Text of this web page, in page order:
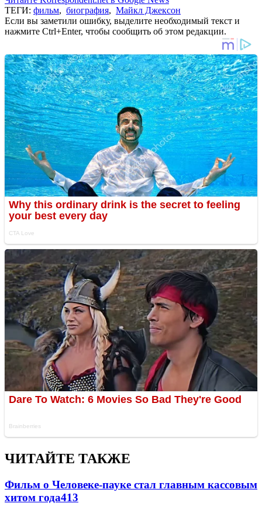
ТЕГИ: фильм, биография, Майкл Джексон
Если вы заметили ошибку, выделите необходимый текст и
нажмите Ctrl+Enter, чтобы сообщить об этом редакции.
ЧИТАЙТЕ ТАКЖЕ
Фильм о Человеке-пауке стал главным кассовым
хитом года413